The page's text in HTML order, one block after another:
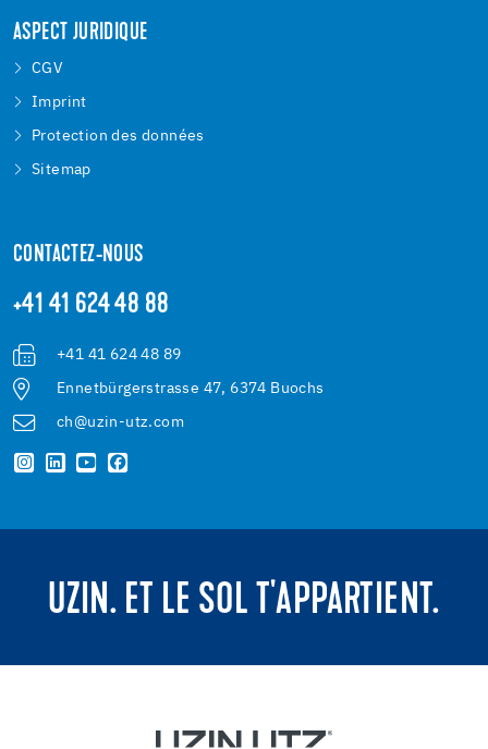
ASPECT JURIDIQUE
CGV
Imprint
Protection des données
Sitemap
CONTACTEZ-NOUS
+41 41 624 48 88
+41 41 624 48 89
Ennetbürgerstrasse 47, 6374 Buochs
ch@uzin-utz.com
UZIN. ET LE SOL T'APPARTIENT.